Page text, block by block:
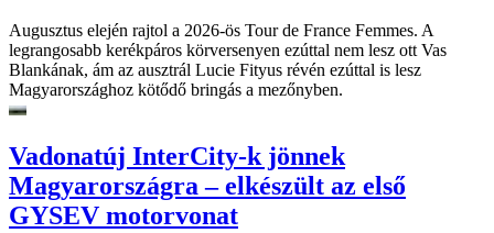
Augusztus elején rajtol a 2026-ös Tour de France Femmes. A
legrangosabb kerékpáros körversenyen ezúttal nem lesz ott Vas
Blankának, ám az ausztrál Lucie Fityus révén ezúttal is lesz
Magyarországhoz kötődő bringás a mezőnyben.
Vadonatúj InterCity-k jönnek
Magyarországra – elkészült az első
GYSEV motorvonat